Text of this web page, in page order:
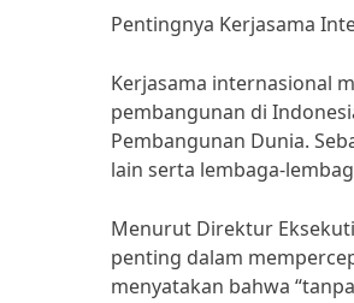
Pentingnya Kerjasama
Kerjasama internasional
pembangunan di
Pembangunan Dunia.
lain serta lembaga-
Menurut Direktur
penting dalam
menyatakan bahwa